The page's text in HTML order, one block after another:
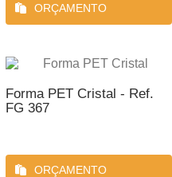
ORÇAMENTO
Forma PET Cristal - Ref.
FG 367
ORÇAMENTO